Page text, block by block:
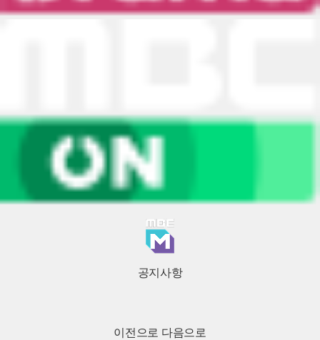
공지사항
이전으로 다음으로